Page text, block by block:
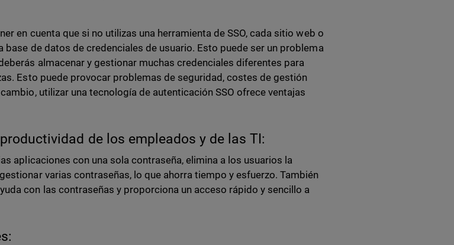
en cuenta que si no utilizas una herramienta de SSO, cada sitio web o
base de datos de credenciales de usuario. Esto puede ser un problema
almacenar y gestionar muchas credenciales diferentes para
Esto puede provocar problemas de seguridad, costes de gestión
utilizar una tecnología de autenticación SSO ofrece ventajas
de los empleados y de las TI:
aplicaciones con una sola contraseña, elimina a los usuarios la
varias contraseñas, lo que ahorra tiempo y esfuerzo. También
con las contraseñas y proporciona un acceso rápido y sencillo a